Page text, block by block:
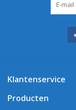
Klantenservice
Producten